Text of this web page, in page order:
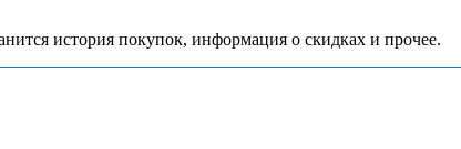
история покупок, информация о скидках и прочее.